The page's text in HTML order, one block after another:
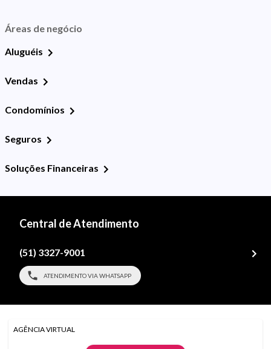
Áreas de negócio
Aluguéis
Vendas
Condomínios
Seguros
Soluções Financeiras
Central de Atendimento
(51) 3327-9001
ATENDIMENTO VIA WHATSAPP
AGÊNCIA VIRTUAL